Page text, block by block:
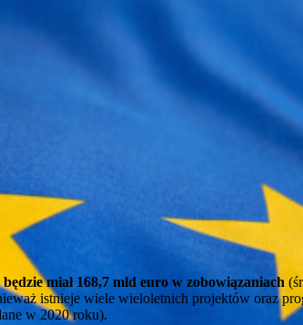
miał 168,7 mld euro w zobowiązaniach
istnieje wiele wieloletnich projektów oraz
w 2020 roku).